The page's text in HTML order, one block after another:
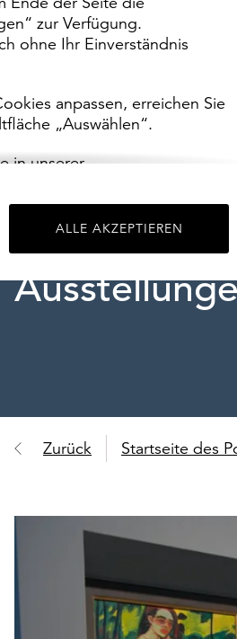
zur Verfügung.
ohne Ihr Einverständnis
anpassen, erreichen Sie
„Auswählen“.
in unserer
ALLE AKZEPTIEREN
MUSEUMSPORTAL DIE
Zurück Startseite des